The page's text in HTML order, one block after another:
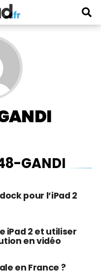
GANDI
pour l’iPad 2
iPad 2 et utiliser
en vidéo
en France ?